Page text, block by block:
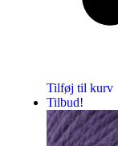
Tilføj til kurv
Tilbud!